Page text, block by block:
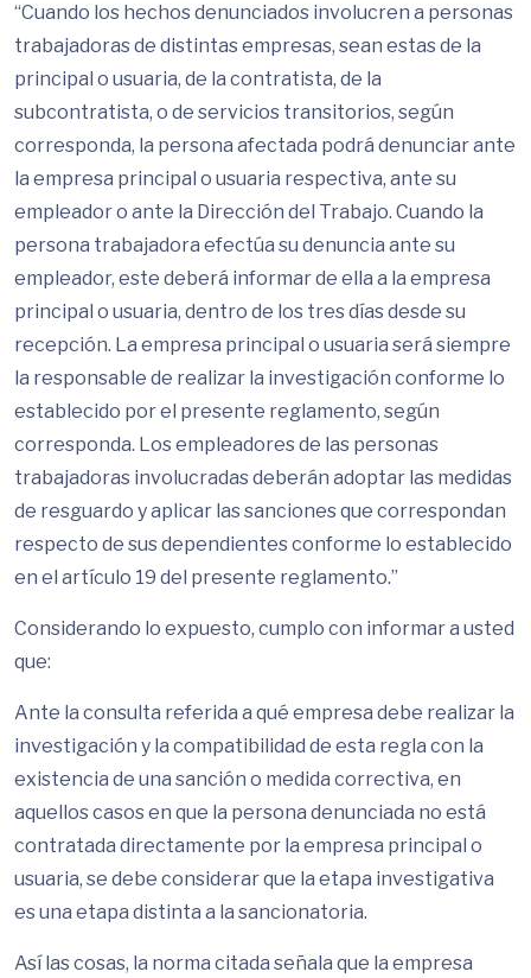
“Cuando los hechos denunciados involucren a personas
trabajadoras de distintas empresas, sean estas de la
principal o usuaria, de la contratista, de la
subcontratista, o de servicios transitorios, según
corresponda, la persona afectada podrá denunciar ante
la empresa principal o usuaria respectiva, ante su
empleador o ante la Dirección del Trabajo. Cuando la
persona trabajadora efectúa su denuncia ante su
empleador, este deberá informar de ella a la empresa
principal o usuaria, dentro de los tres días desde su
recepción. La empresa principal o usuaria será siempre
la responsable de realizar la investigación conforme lo
establecido por el presente reglamento, según
corresponda. Los empleadores de las personas
trabajadoras involucradas deberán adoptar las medidas
de resguardo y aplicar las sanciones que correspondan
respecto de sus dependientes conforme lo establecido
en el artículo 19 del presente reglamento.”
Considerando lo expuesto, cumplo con informar a usted
que:
Ante la consulta referida a qué empresa debe realizar la
investigación y la compatibilidad de esta regla con la
existencia de una sanción o medida correctiva, en
aquellos casos en que la persona denunciada no está
contratada directamente por la empresa principal o
usuaria, se debe considerar que la etapa investigativa
es una etapa distinta a la sancionatoria.
Así las cosas, la norma citada señala que la empresa